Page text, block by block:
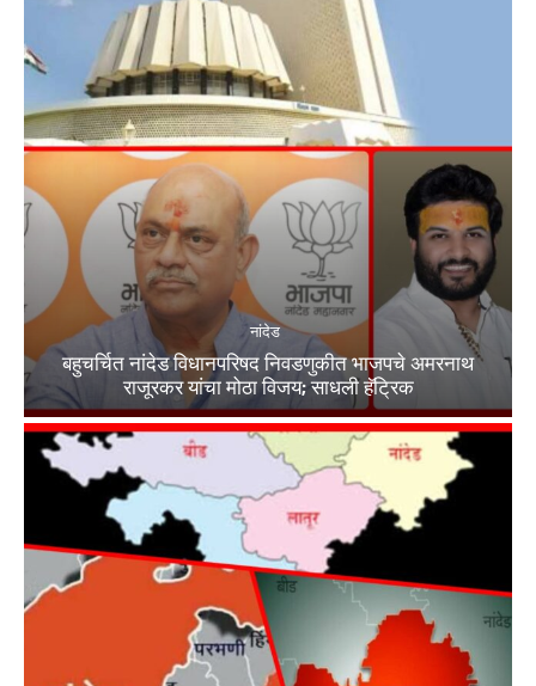
नांदेड
बहुचर्चित नांदेड विधानपरिषद निवडणुकीत भाजपचे अमरनाथ
राजूरकर यांचा मोठा विजय; साधली हॅट्रिक